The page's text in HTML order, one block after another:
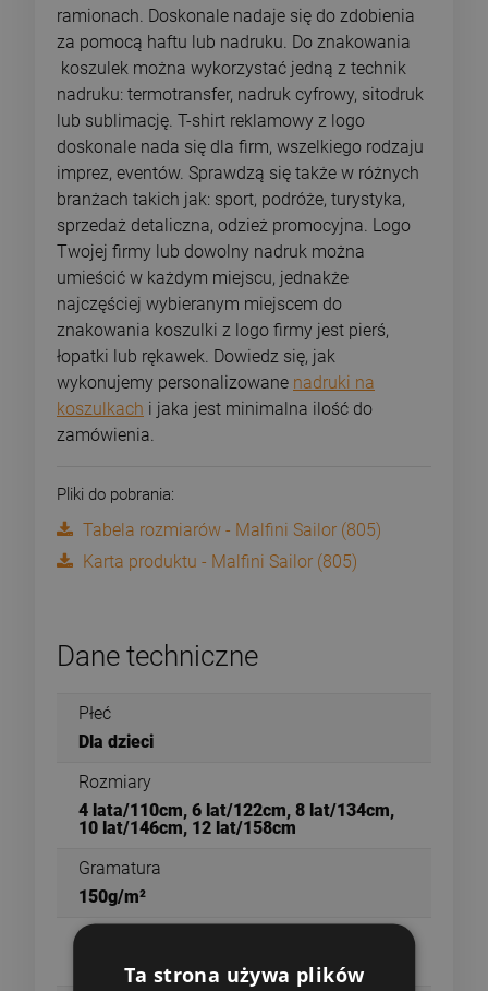
ramionach. Doskonale nadaje się do zdobienia
za pomocą haftu lub nadruku. Do znakowania
koszulek można wykorzystać jedną z technik
nadruku: termotransfer, nadruk cyfrowy, sitodruk
lub sublimację. T-shirt reklamowy z logo
doskonale nada się dla firm, wszelkiego rodzaju
imprez, eventów. Sprawdzą się także w różnych
branżach takich jak: sport, podróże, turystyka,
sprzedaż detaliczna, odzież promocyjna. Logo
Twojej firmy lub dowolny nadruk można
umieścić w każdym miejscu, jednakże
najczęściej wybieranym miejscem do
znakowania koszulki z logo firmy jest pierś,
łopatki lub rękawek. Dowiedz się, jak
wykonujemy personalizowane nadruki na
koszulkach i jaka jest minimalna ilość do
zamówienia.
Pliki do pobrania:
Tabela rozmiarów - Malfini Sailor (805)
Karta produktu - Malfini Sailor (805)
Dane techniczne
Płeć
Dla dzieci
Rozmiary
4 lata/110cm, 6 lat/122cm, 8 lat/134cm,
10 lat/146cm, 12 lat/158cm
Gramatura
150g/m²
Materiał
Single Jersey, 100% bawełna
Ta strona używa plików